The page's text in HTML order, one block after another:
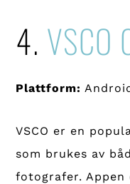
4. VSCO
Plattform:
VSCO er en
som brukes av
fotografer.